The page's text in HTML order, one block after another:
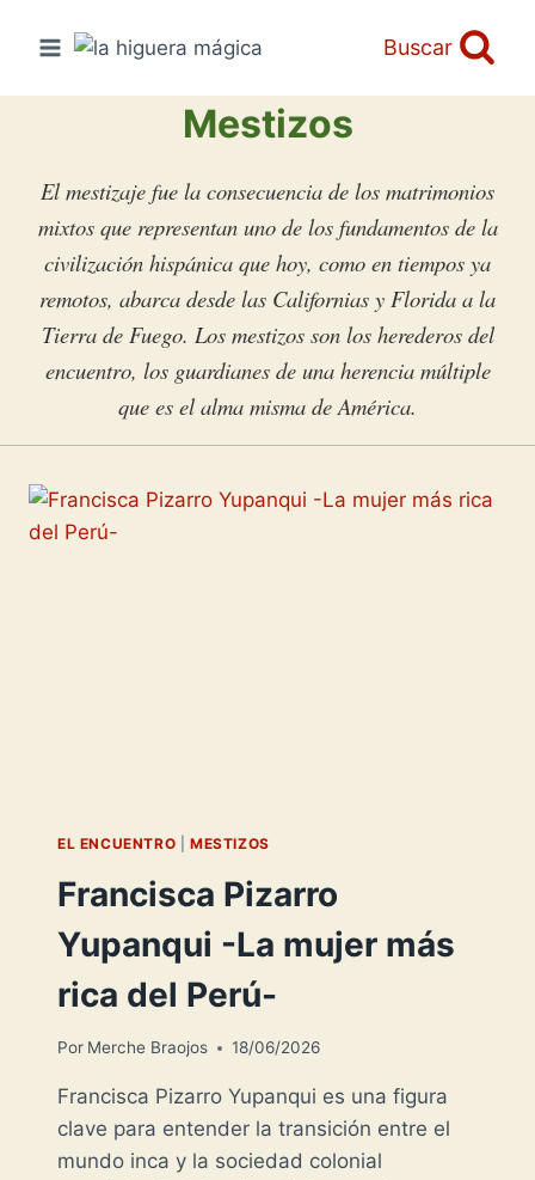
Buscar
Mestizos
El mestizaje fue la consecuencia de los matrimonios
mixtos que representan uno de los fundamentos de la
civilización hispánica que hoy, como en tiempos ya
remotos, abarca desde las Californias y Florida a la
Tierra de Fuego. Los mestizos son los herederos del
encuentro, los guardianes de una herencia múltiple
que es el alma misma de América.
EL ENCUENTRO MESTIZOS
Francisca Pizarro
Yupanqui -La mujer más
rica del Perú-
Por Merche Braojos 18/06/2026
Francisca Pizarro Yupanqui es una figura
clave para entender la transición entre el
mundo inca y la sociedad colonial